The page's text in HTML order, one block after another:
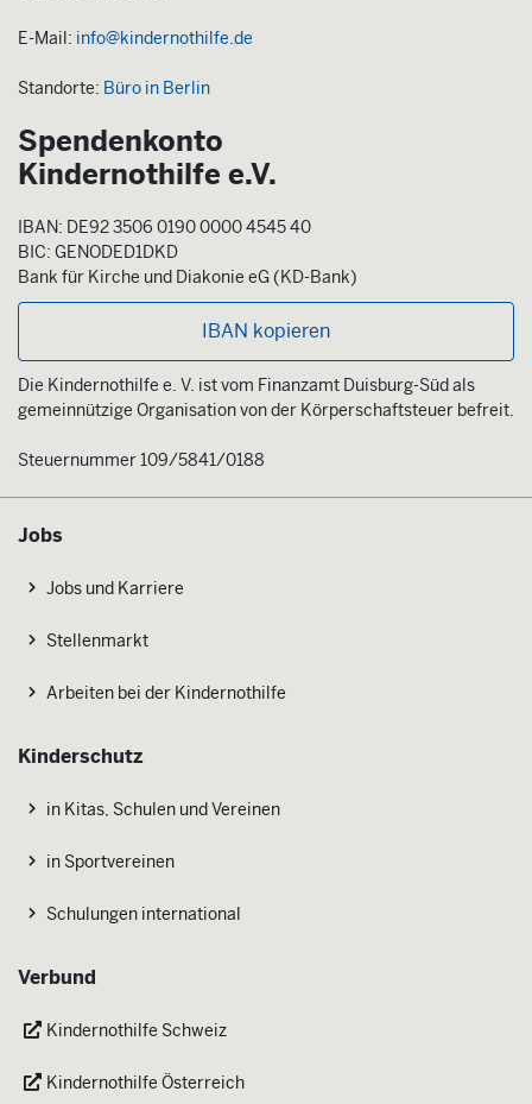
E-Mail: info@kindernothilfe.de
Standorte: Büro in Berlin
Spendenkonto
Kindernothilfe e.V.
IBAN: DE92 3506 0190 0000 4545 40
BIC: GENODED1DKD
Bank für Kirche und Diakonie eG (KD-Bank)
IBAN kopieren
Die Kindernothilfe e. V. ist vom Finanzamt Duisburg-Süd als
gemeinnützige Organisation von der Körperschaftsteuer befreit.
Steuernummer 109/5841/0188
Jobs
Jobs und Karriere
Stellenmarkt
Arbeiten bei der Kindernothilfe
Kinderschutz
in Kitas, Schulen und Vereinen
in Sportvereinen
Schulungen international
Verbund
Kindernothilfe Schweiz
Kindernothilfe Österreich